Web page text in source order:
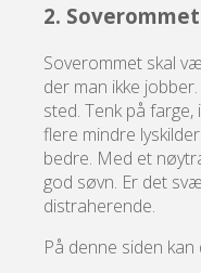
2.
Soverommet skal
der man ikke
sted. Tenk på
flere mindre
bedre. Med et
god søvn. Er det
distraherende.
På denne siden kan